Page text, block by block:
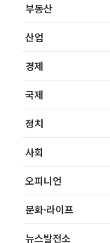
부동산
산업
경제
국제
정치
사회
오피니언
문화·라이프
뉴스발전소